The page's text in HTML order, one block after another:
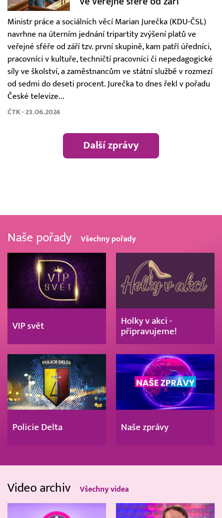
Ministr práce a sociálních věcí Marian Jurečka (KDU-ČSL)
navrhne na úterním jednání tripartity zvýšení platů ve
veřejné sféře od září tzv. první skupině, kam patří úředníci,
pracovníci v kultuře, techničtí pracovníci či nepedagogické
síly ve školství, a zaměstnancům ve státní službě v rozmezí
od sedmi do deseti procent. Jurečka to dnes řekl v pořadu
České televize...
ČTK - 23.06.2024
Další zprávy
Naše pořady Všechny pořady
VIP svět
Holky v akci -
připravujeme!
Policie Delta Naše zprávy
Video archiv Všechny videa